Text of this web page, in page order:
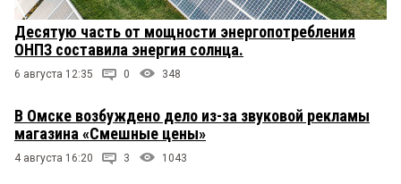
Десятую часть от мощности энергопотребления
ОНПЗ составила энергия солнца.
6 августа 12:35 0 348
В Омске возбуждено дело из-за звуковой рекламы
магазина «Смешные цены»
4 августа 16:20 3 1043